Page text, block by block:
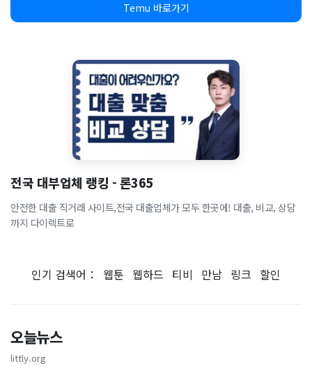
Temu 바로가기
전국 대부업체 랭킹 - 론365
안전한 대출 직거래 사이트,전국 대출업체가 모두 한곳에! 대출, 비교, 상담
까지 다이렉트로
인기 검색어： 웹툰 웹하드 티비 만남 링크 할인
오늘뉴스
littly.org